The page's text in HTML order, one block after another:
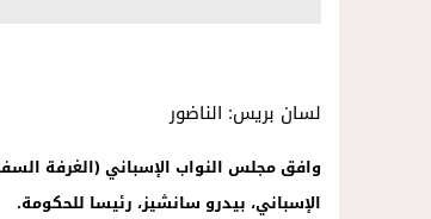
لسان بريس: الناضور
وافق مجلس النواب الإسباني (الغرفة
الإسباني، بيدرو سانشيز، رئيسا للحكومة.